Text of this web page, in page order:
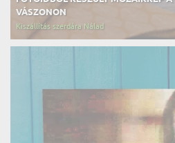
VÁSZONON
Kiszállítás szerdára Nálad